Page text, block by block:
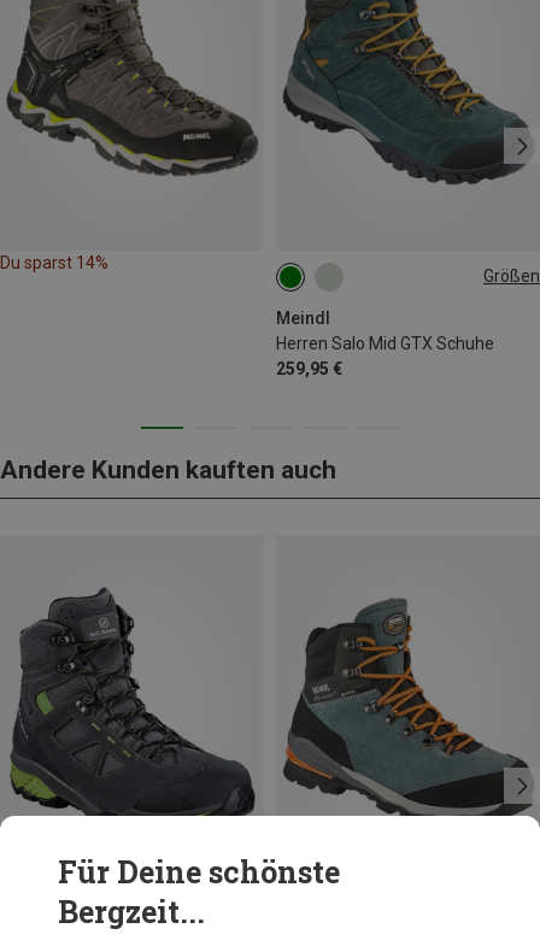
Du sparst 14%
Größen
Meindl
Herren Salo Mid GTX Schuhe
259,95 €
Andere Kunden kauften auch
Du sparst 15%
Für Deine schönste
Bergzeit...